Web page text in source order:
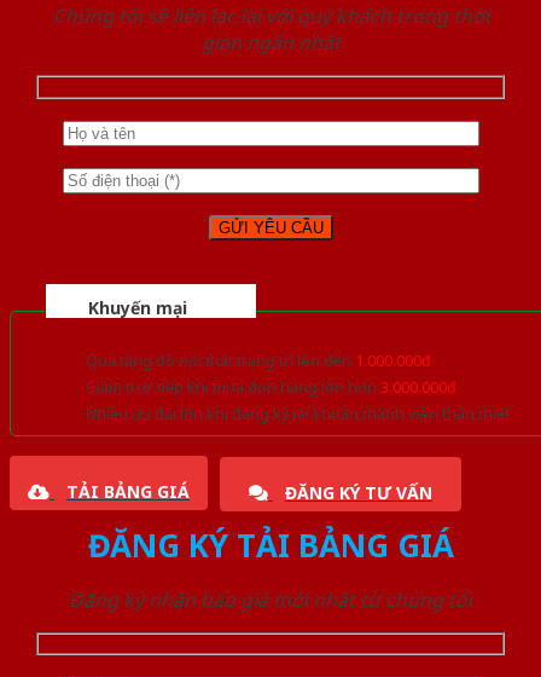
Chúng tôi sẽ liên lạc lại với quý khách trong thời
gian ngắn nhất
Khuyến mại
Quà tặng đồ nội thất trang trí lên đến 1.000.000đ
Giảm trực tiếp khi mua đơn hàng lớn hơn 3.000.000đ
Nhiều ưu đãi lớn khi đăng ký tài khoản thành viên thân thiết
TẢI BẢNG GIÁ ĐĂNG KÝ TƯ VẤN
ĐĂNG KÝ TẢI BẢNG GIÁ
Đăng ký nhận báo giá mới nhất từ chúng tôi